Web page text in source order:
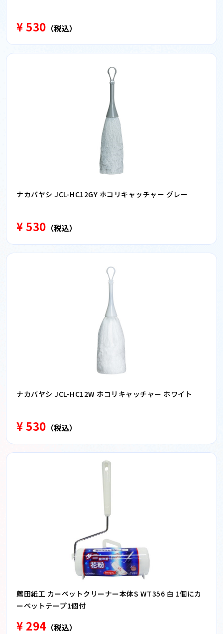
¥ 530 （税込）
ナカバヤシ JCL-HC12GY ホコリキャッチャー グレー
¥ 530 （税込）
ナカバヤシ JCL-HC12W ホコリキャッチャー ホワイト
¥ 530 （税込）
薦田紙工 カーペットクリーナー本体S WT356 白 1個にカ
ーペットテープ1個付
¥ 294 （税込）